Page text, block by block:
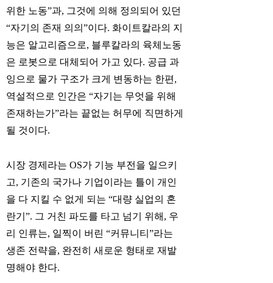
위한 노동”과, 그것에 의해 정의되어 있던
“자기의 존재 의의”이다. 화이트칼라의 지
능은 알고리즘으로, 블루칼라의 육체노동
은 로봇으로 대체되어 가고 있다. 공급 과
잉으로 물가 구조가 크게 변동하는 한편,
역설적으로 인간은 “자기는 무엇을 위해
존재하는가”라는 끝없는 허무에 직면하게
될 것이다.
시장 경제라는 OS가 기능 부전을 일으키
고, 기존의 국가나 기업이라는 틀이 개인
을 다 지킬 수 없게 되는 “대량 실업의 혼
란기”. 그 거친 파도를 타고 넘기 위해, 우
리 인류는, 일찍이 버린 “커뮤니티”라는
생존 전략을, 완전히 새로운 형태로 재발
명해야 한다.